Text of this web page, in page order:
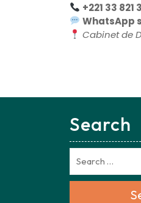
+221 33 821
WhatsApp
Cabinet de
Search